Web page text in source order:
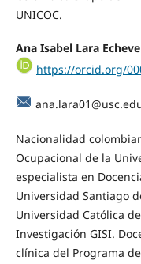
UNICOC.
Ana Isabel Lara
https://orcid.org/
Nacionalidad
Ocupacional de la
especialista en
Universidad Santiago
Universidad Católica
Investigación GISI.
clínica del Programa